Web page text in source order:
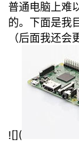
普通电脑上难
的。下面是我
（后面我还会
![](